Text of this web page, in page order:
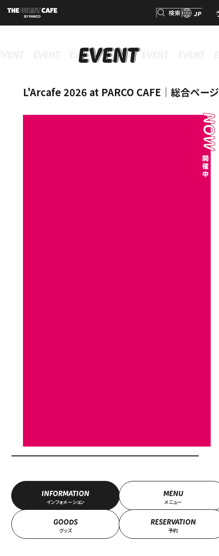
検索 JP
検索
INFORMATION RESERVATION
L'Arcafe 2026 at PARCO CAFE｜総合ページ
INFORMATION
インフォメーション
MENU
メニュー
GOODS
グッズ
RESERVATION
予約